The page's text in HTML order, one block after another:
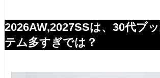
2026AW,2027SSは、30代ブ
テム多すぎでは？